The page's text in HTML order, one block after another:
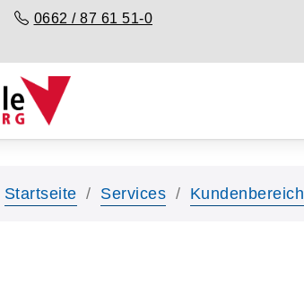
0662 / 87 61 51-0
Startseite Services Kundenbereich